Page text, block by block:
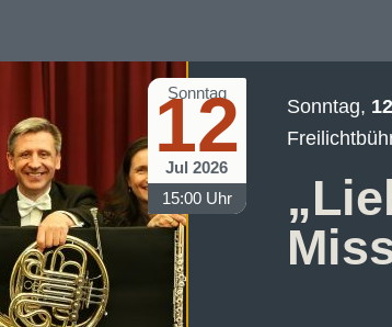
Sonntag
12
Jul 2026
15:00 Uhr
Sonntag,